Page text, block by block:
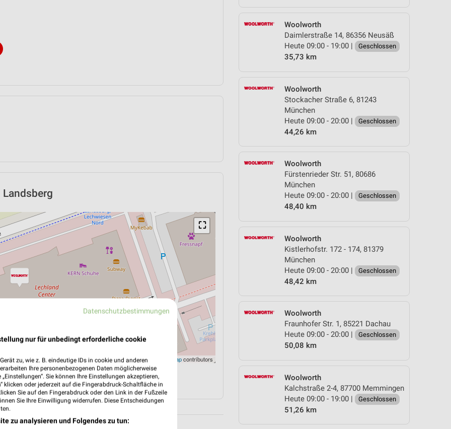
Woolworth
Daimlerstraße 14, 86356 Neusäß
Heute 09:00 - 19:00 |
Geschlossen
35,73 km
Woolworth
Stockacher Straße 6, 81243
München
Heute 09:00 - 20:00 |
Geschlossen
44,26 km
Woolworth
Fürstenrieder Str. 51, 80686
München
Heute 09:00 - 20:00 |
Geschlossen
48,40 km
Woolworth
Kistlerhofstr. 172 - 174, 81379
München
Heute 09:00 - 20:00 |
Geschlossen
48,42 km
Woolworth
Fraunhofer Str. 1, 85221 Dachau
Heute 09:00 - 20:00 |
Geschlossen
50,08 km
Woolworth
Kalchstraße 2-4, 87700 Memmingen
Heute 09:00 - 19:00 |
Geschlossen
51,26 km
⛶
Leaflet|©OpenStreetMapcontributors
NAVIGATION MIT GOOGLE/IOS MAPS
Datenschutzbestimmungen
nur für unbedingt erforderliche cookie
zu, wie z. B. eindeutige IDs in cookie und anderen
Ihre personenbezogenen Daten möglicherweise
Sie können Ihre Einstellungen akzeptieren,
klicken oder jederzeit auf die Fingerabdruck-Schaltfläche in
Sie auf den Fingerabdruck oder den Link in der Fußzeile
Sie Ihre Einwilligung widerrufen. Diese Entscheidungen
zu analysieren und Folgendes zu tun: